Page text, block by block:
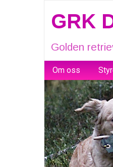
GRK
Golden
Om oss